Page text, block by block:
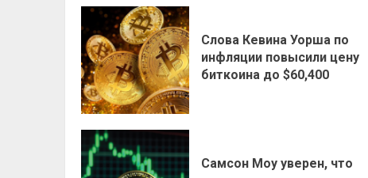
Слова Кевина Уорша по
инфляции повысили цену
биткоина до $60,400
Самсон Моу уверен, что